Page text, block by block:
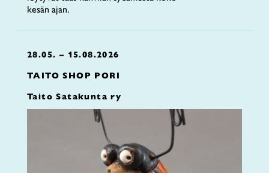
kesän ajan.
28.05. – 15.08.2026
TAITO SHOP PORI
Taito Satakunta ry